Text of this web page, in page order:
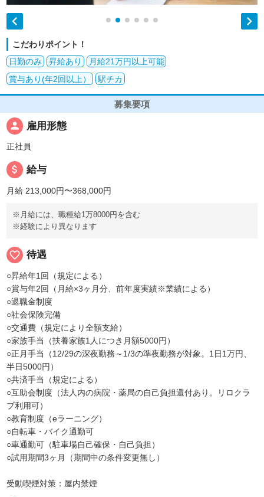
 
こだわりポイント！
日勤のみ
昇給あり
月給21万円以上可能
賞与あり(年2回以上）
駅チカ
募集要項
person 雇用形態
正社員
attach_money 給与
月給 213,000円〜368,000円
※月給には、職種給1万8000円を含む
※経験により異なります
favorite_border 待遇
○昇給年1回（規定による）
○賞与年2回（月給×3ヶ月分、前年度実績※業績による）
○退職金制度
○社会保険完備
○交通費（規定により全額支給）
○家族手当（扶養家族1人につき月額5000円）
○正月手当（12/29の深夜勤務～1/3の準夜勤務が対象。1日1万円、
半日5000円）
○共済手当（規定による）
○互助会制度（法人内の病院・薬局の自己負担還付あり。リロクラ
ブ利用可）
○教育制度（eラーニング）
○自転車・バイク通勤可
○車通勤可（駐車場自己確保・自己負担）
○試用期間3ヶ月（期間中の条件変更無し）
受動喫煙対策：屋内禁煙